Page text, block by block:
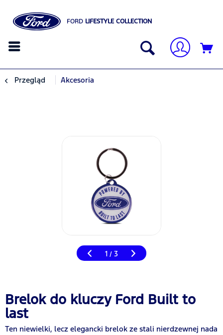
FORD LIFESTYLE COLLECTION
Przegląd Akcesoria
1 / 3
Brelok do kluczy Ford Built to
last
Ten niewielki, lecz elegancki brelok ze stali nierdzewnej nada